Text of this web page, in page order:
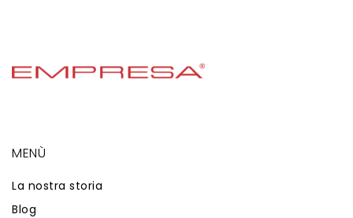
MENÙ
La nostra storia
Blog